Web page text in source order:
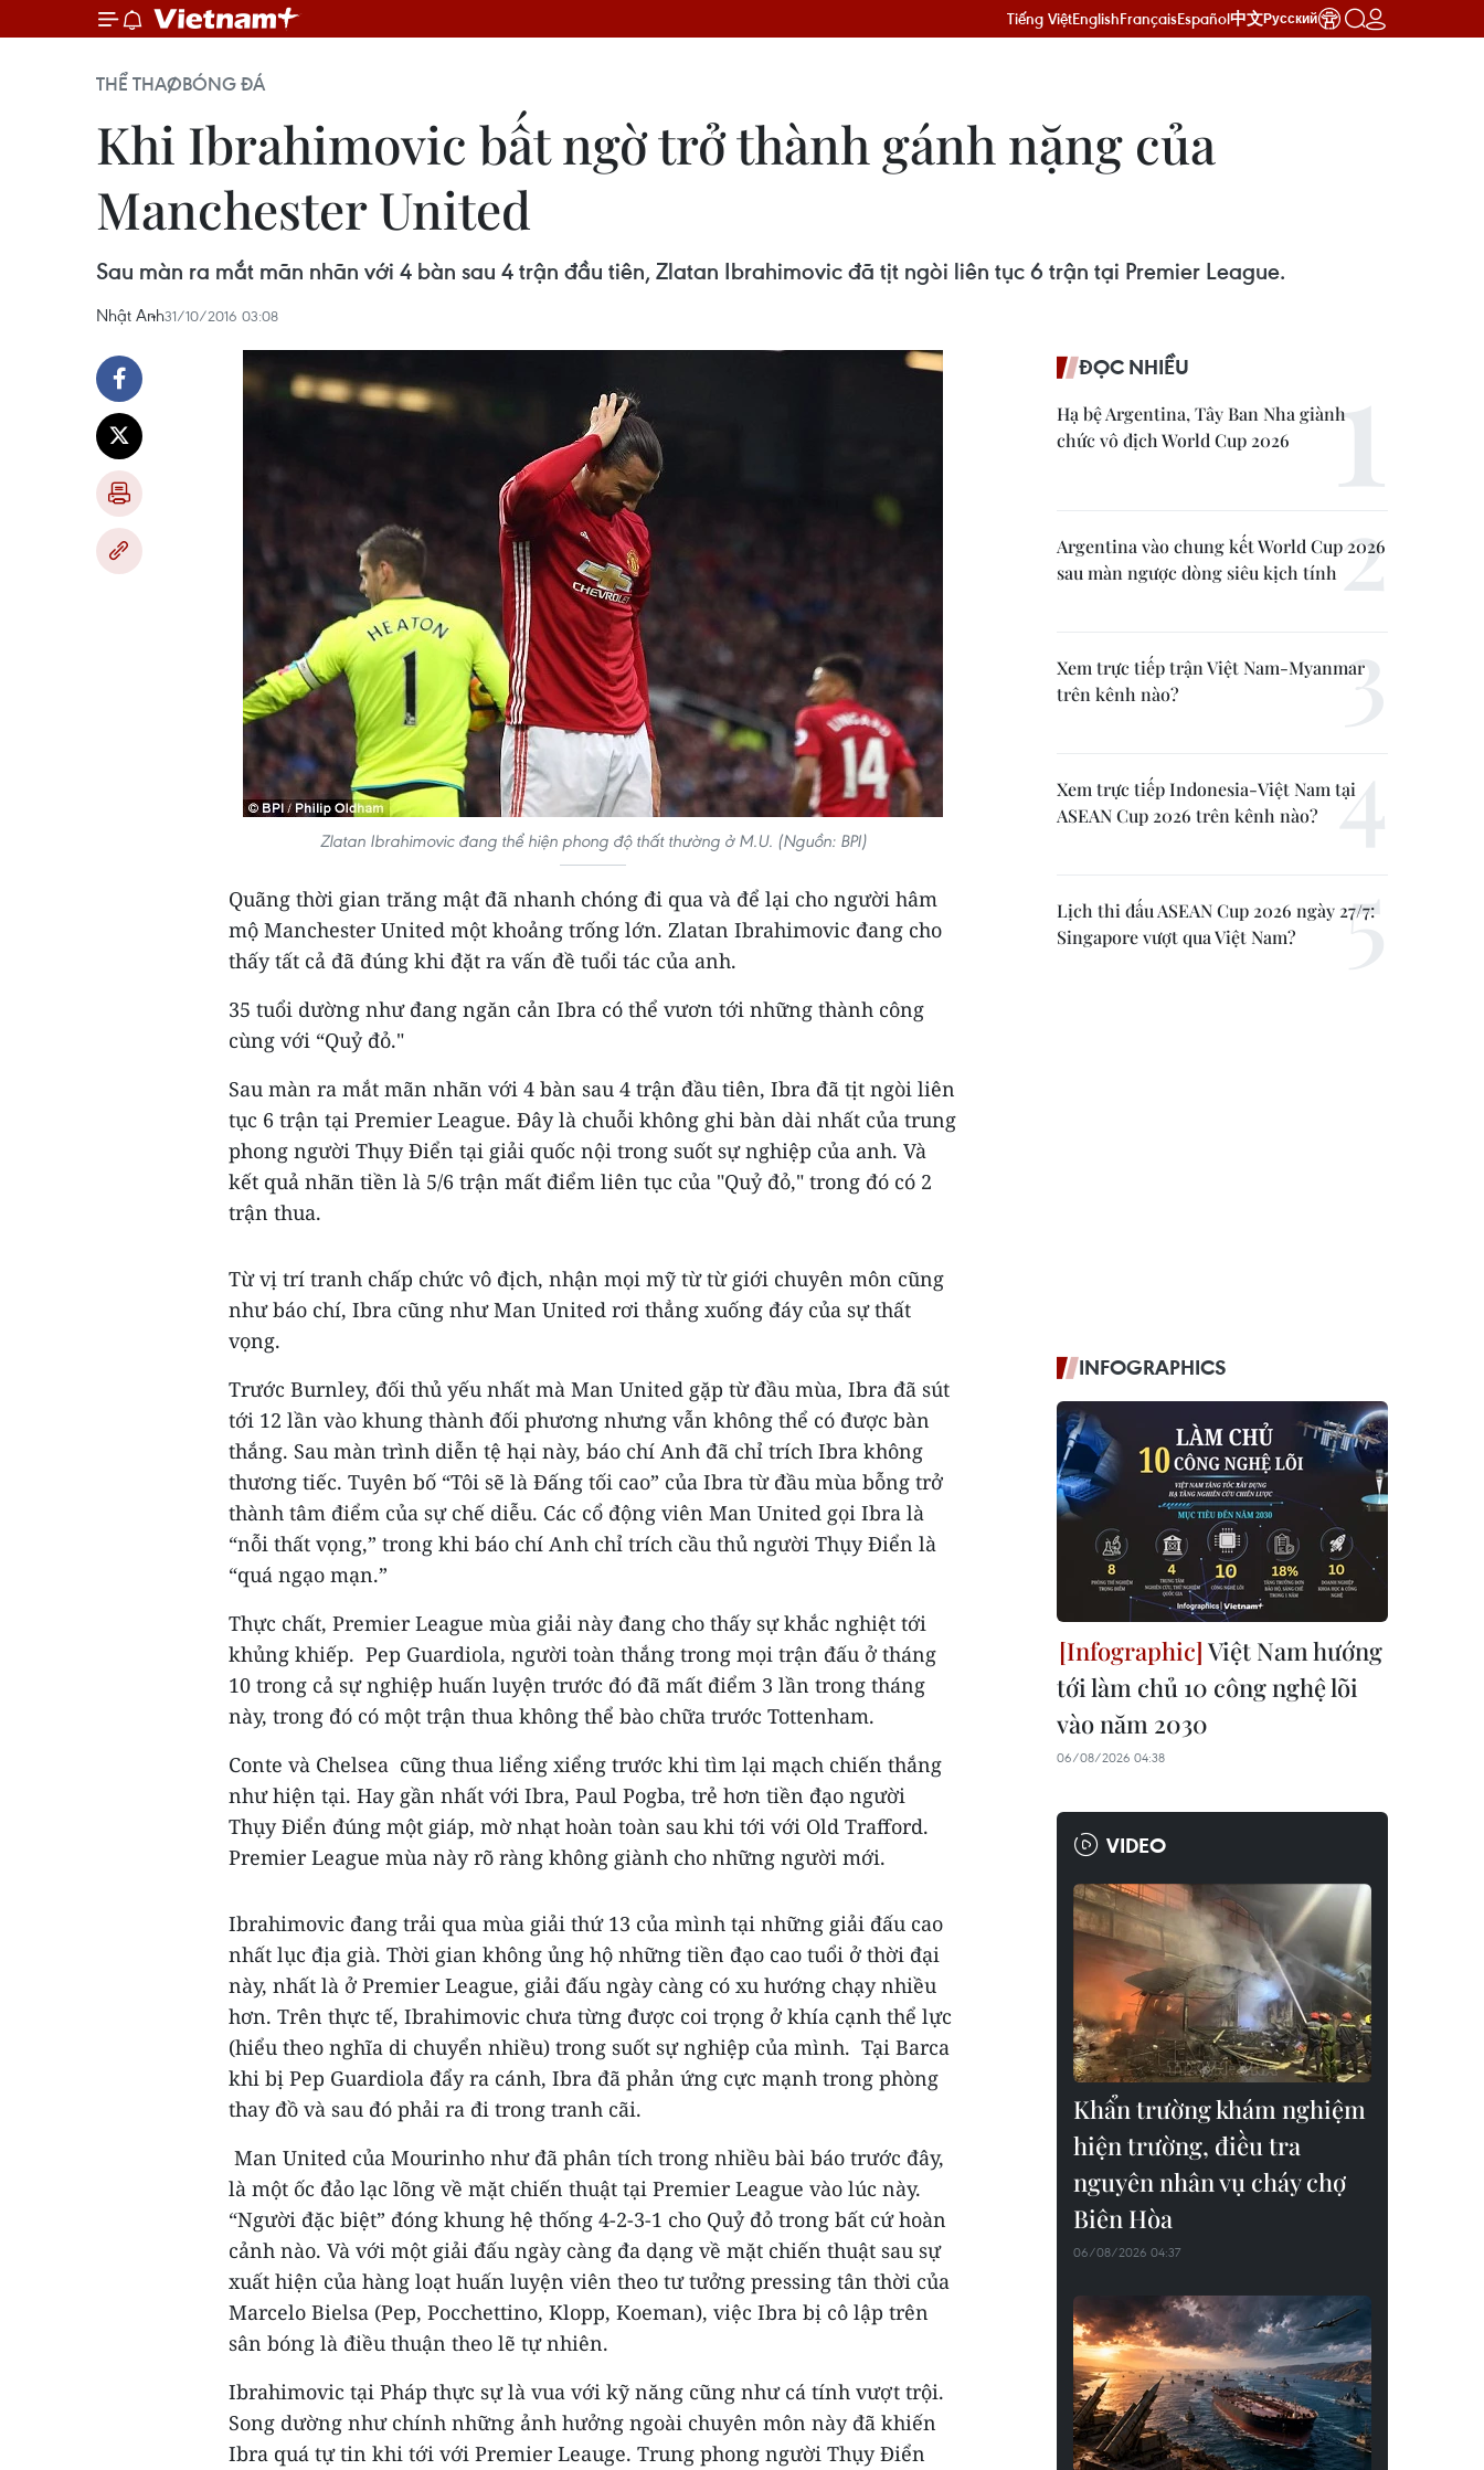
Tiếng ViệtEnglishFrançaisEspañol中文Русский
THỂ THAOBÓNG ĐÁ
Khi Ibrahimovic bất ngờ trở thành gánh nặng của
Manchester United
Sau màn ra mắt mãn nhãn với 4 bàn sau 4 trận đầu tiên, Zlatan Ibrahimovic đã tịt ngòi liên tục 6 trận tại Premier League.
Nhật Anh31/10/2016 03:08
Zlatan Ibrahimovic đang thể hiện phong độ thất thường ở M.U. (Nguồn: BPI)
Quãng thời gian trăng mật đã nhanh chóng đi qua và để lại cho người hâm
mộ Manchester United một khoảng trống lớn. Zlatan Ibrahimovic đang cho
thấy tất cả đã đúng khi đặt ra vấn đề tuổi tác của anh.
35 tuổi dường như đang ngăn cản Ibra có thể vươn tới những thành công
cùng với “Quỷ đỏ."
Sau màn ra mắt mãn nhãn với 4 bàn sau 4 trận đầu tiên, Ibra đã tịt ngòi liên
tục 6 trận tại Premier League. Đây là chuỗi không ghi bàn dài nhất của trung
phong người Thụy Điển tại giải quốc nội trong suốt sự nghiệp của anh. Và
kết quả nhãn tiền là 5/6 trận mất điểm liên tục của "Quỷ đỏ," trong đó có 2
trận thua.
Từ vị trí tranh chấp chức vô địch, nhận mọi mỹ từ từ giới chuyên môn cũng
như báo chí, Ibra cũng như Man United rơi thẳng xuống đáy của sự thất
vọng.
Trước Burnley, đối thủ yếu nhất mà Man United gặp từ đầu mùa, Ibra đã sút
tới 12 lần vào khung thành đối phương nhưng vẫn không thể có được bàn
thắng. Sau màn trình diễn tệ hại này, báo chí Anh đã chỉ trích Ibra không
thương tiếc. Tuyên bố “Tôi sẽ là Đấng tối cao” của Ibra từ đầu mùa bỗng trở
thành tâm điểm của sự chế diễu. Các cổ động viên Man United gọi Ibra là
“nỗi thất vọng,” trong khi báo chí Anh chỉ trích cầu thủ người Thụy Điển là
“quá ngạo mạn.”
Thực chất, Premier League mùa giải này đang cho thấy sự khắc nghiệt tới
khủng khiếp. Pep Guardiola, người toàn thắng trong mọi trận đấu ở tháng
10 trong cả sự nghiệp huấn luyện trước đó đã mất điểm 3 lần trong tháng
này, trong đó có một trận thua không thể bào chữa trước Tottenham.
Conte và Chelsea cũng thua liểng xiểng trước khi tìm lại mạch chiến thắng
như hiện tại. Hay gần nhất với Ibra, Paul Pogba, trẻ hơn tiền đạo người
Thụy Điển đúng một giáp, mờ nhạt hoàn toàn sau khi tới với Old Trafford.
Premier League mùa này rõ ràng không giành cho những người mới.
Ibrahimovic đang trải qua mùa giải thứ 13 của mình tại những giải đấu cao
nhất lục địa già. Thời gian không ủng hộ những tiền đạo cao tuổi ở thời đại
này, nhất là ở Premier League, giải đấu ngày càng có xu hướng chạy nhiều
hơn. Trên thực tế, Ibrahimovic chưa từng được coi trọng ở khía cạnh thể lực
(hiểu theo nghĩa di chuyển nhiều) trong suốt sự nghiệp của mình. Tại Barca
khi bị Pep Guardiola đẩy ra cánh, Ibra đã phản ứng cực mạnh trong phòng
thay đồ và sau đó phải ra đi trong tranh cãi.
Man United của Mourinho như đã phân tích trong nhiều bài báo trước đây,
là một ốc đảo lạc lõng về mặt chiến thuật tại Premier League vào lúc này.
“Người đặc biệt” đóng khung hệ thống 4-2-3-1 cho Quỷ đỏ trong bất cứ hoàn
cảnh nào. Và với một giải đấu ngày càng đa dạng về mặt chiến thuật sau sự
xuất hiện của hàng loạt huấn luyện viên theo tư tưởng pressing tân thời của
Marcelo Bielsa (Pep, Pocchettino, Klopp, Koeman), việc Ibra bị cô lập trên
sân bóng là điều thuận theo lẽ tự nhiên.
Ibrahimovic tại Pháp thực sự là vua với kỹ năng cũng như cá tính vượt trội.
Song dường như chính những ảnh hưởng ngoài chuyên môn này đã khiến
Ibra quá tự tin khi tới với Premier Leauge. Trung phong người Thụy Điển
ĐỌC NHIỀU
Hạ bệ Argentina, Tây Ban Nha giành
chức vô địch World Cup 2026
Argentina vào chung kết World Cup 2026
sau màn ngược dòng siêu kịch tính
Xem trực tiếp trận Việt Nam-Myanmar
trên kênh nào?
Xem trực tiếp Indonesia-Việt Nam tại
ASEAN Cup 2026 trên kênh nào?
Lịch thi đấu ASEAN Cup 2026 ngày 27/7:
Singapore vượt qua Việt Nam?
INFOGRAPHICS
Việt Nam hướng
tới làm chủ 10 công nghệ lõi
vào năm 2030
06/08/2026 04:38
VIDEO
Khẩn trường khám nghiệm
hiện trường, điều tra
nguyên nhân vụ cháy chợ
Biên Hòa
06/08/2026 04:37